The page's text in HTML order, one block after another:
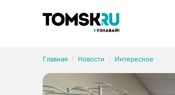
Главная Новости Интересное
Рубрики